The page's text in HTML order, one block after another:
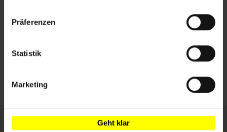
Präferenzen
Statistik
Marketing
Geht klar
Nutzungsbedingungen
gelesen und stimme